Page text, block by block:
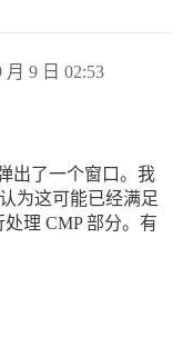
月 9 日 02:53
出了一个窗口。我
为这可能已经满足
处理 CMP 部分。有